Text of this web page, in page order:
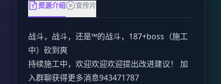
资源介绍 宣传片
战斗，战斗，还是™的战斗，187+boss（施工
中）砍到爽
持续施工中，欢迎欢迎欢迎提出改进建议！ 加
入群聊获得更多消息943471787